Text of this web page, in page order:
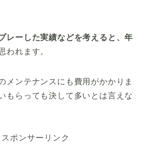
レーした実績などを考えると、年
われます。
メンテナンスにも費用がかかりま
もらっても決して多いとは言えな
スポンサーリンク